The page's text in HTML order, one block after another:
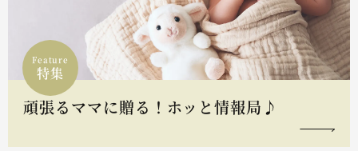
Feature
特集
頑張るママに贈る！ホッと情報局♪